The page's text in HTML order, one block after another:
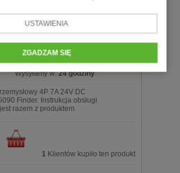
koszyka
Producent: FINDER
Karta katalogowa
Wysyłamy w:24 godziny
4P 7A 24V DC
Finder. Instrukcja obsługi
razem z produktem.
1 Klientów kupiło ten produkt
USTAWIENIA
ZGADZAM SIĘ